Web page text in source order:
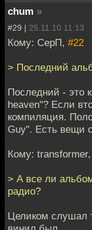
chum »
#29 | 25.11.10 11:13
Кому: СерП, #22
> Последний
Последний - это
heaven"? Если
компиляция.
Guy". Есть вещи
Кому: transformer,
> А все ли
радио?
Целиком слушал